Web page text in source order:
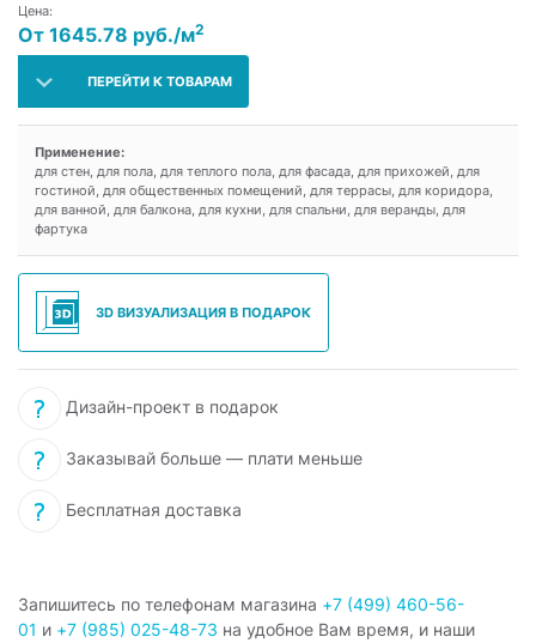
Цена:
От 1645.78 руб./м2
ПЕРЕЙТИ К ТОВАРАМ
Применение:
для стен, для пола, для теплого пола, для фасада, для прихожей, для
гостиной, для общественных помещений, для террасы, для коридора,
для ванной, для балкона, для кухни, для спальни, для веранды, для
фартука
3D ВИЗУАЛИЗАЦИЯ В ПОДАРОК
Дизайн-проект в подарок
Заказывай больше — плати меньше
Бесплатная доставка
Запишитесь по телефонам магазина +7 (499) 460-56-
01 и +7 (985) 025-48-73 на удобное Вам время, и наши